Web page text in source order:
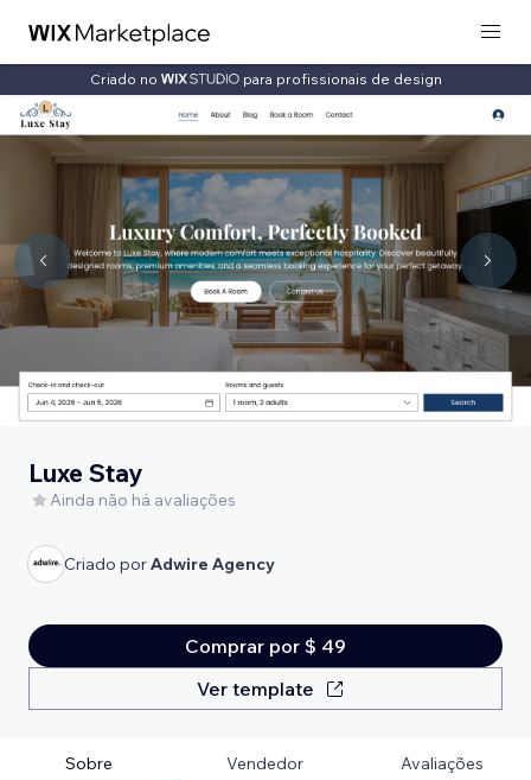
Criado no para profissionais de design
Luxe Stay
Ainda não há avaliações
Criado porAdwire Agency
Comprar por $ 49
Ver template
Sobre Vendedor Avaliações